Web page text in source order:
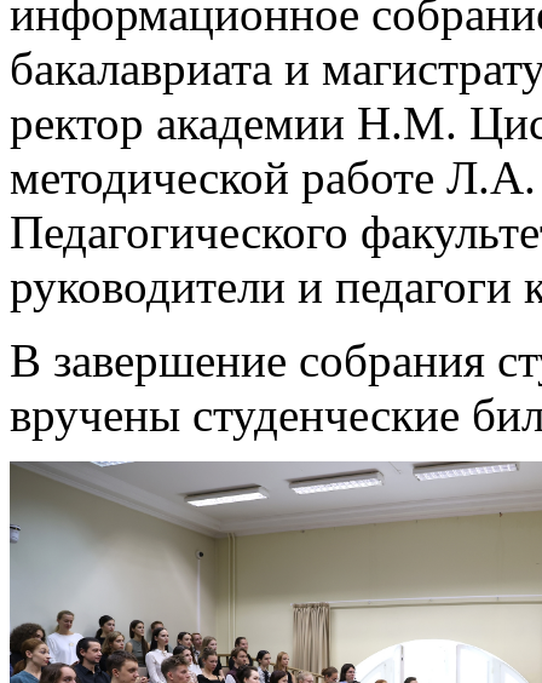
информационное
бакалавриата и
ректор академии Н.М.
методической работе
Педагогического
руководители и педагоги
В завершение собрания
вручены студенческие